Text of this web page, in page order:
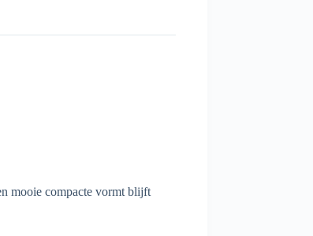
mooie compacte vormt blijft